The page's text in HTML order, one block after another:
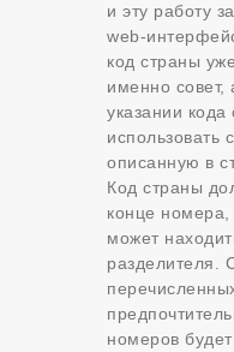
и эту работу
web-
код страны
именно совет,
указании кода
использовать
описанную в
Код страны
конце
может
разделителя.
номеров